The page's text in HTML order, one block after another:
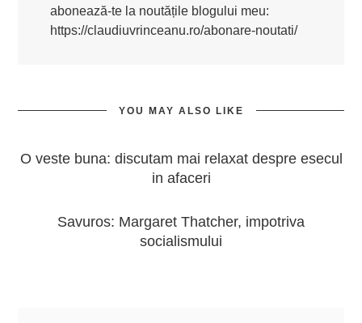
abonează-te la noutățile blogului meu:
https://claudiuvrinceanu.ro/abonare-noutati/
YOU MAY ALSO LIKE
O veste buna: discutam mai relaxat despre esecul
in afaceri
Savuros: Margaret Thatcher, impotriva
socialismului